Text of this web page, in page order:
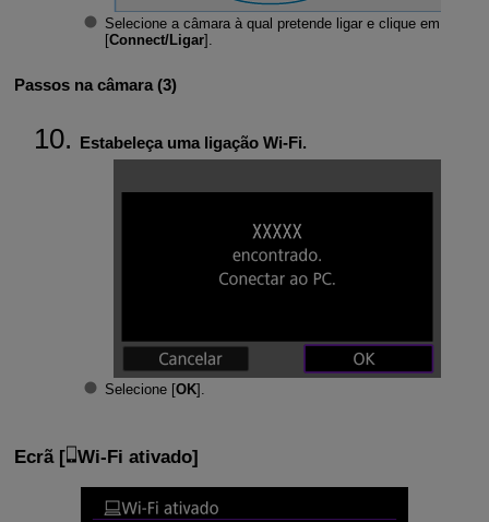
Selecione a câmara à qual pretende ligar e clique em
[Connect/Ligar].
Passos na câmara (3)
Estabeleça uma ligação Wi-Fi.
Selecione [OK].
Ecrã [ Wi-Fi ativado]